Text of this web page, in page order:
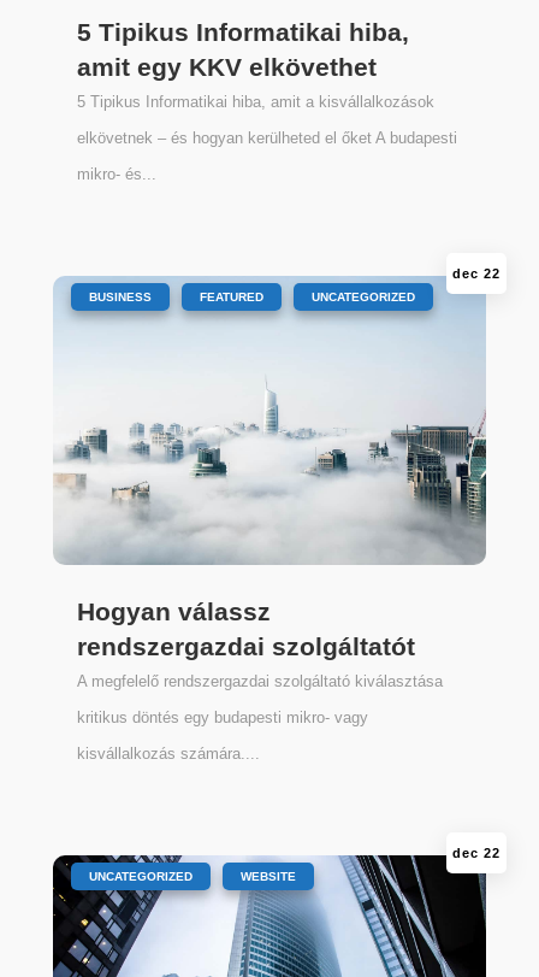
5 Tipikus Informatikai hiba,
amit egy KKV elkövethet
5 Tipikus Informatikai hiba, amit a kisvállalkozások
elkövetnek – és hogyan kerülheted el őket A budapesti
mikro- és...
Hogyan válassz
rendszergazdai szolgáltatót
dec 22
| BUSINESS , FEATURED , UNCATEGORIZED
A megfelelő rendszergazdai szolgáltató kiválasztása
kritikus döntés egy budapesti mikro- vagy
kisvállalkozás számára....
dec 22
| UNCATEGORIZED , WEBSITE